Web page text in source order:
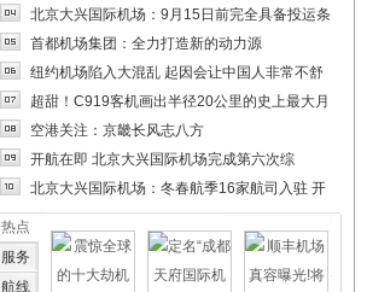
北京大兴国际机场：9月15日前完全具备投运条
首都机场集团：全力打造新的动力源
纽约机场陷入大混乱 起因会让中国人非常不舒
超甜！C919客机画出半径20公里的史上最大月
空港关注：京畿长风志八方
开航在即 北京大兴国际机场完成第六次综
北京大兴国际机场：冬春航季16家航司入驻 开
热点
服务
航线